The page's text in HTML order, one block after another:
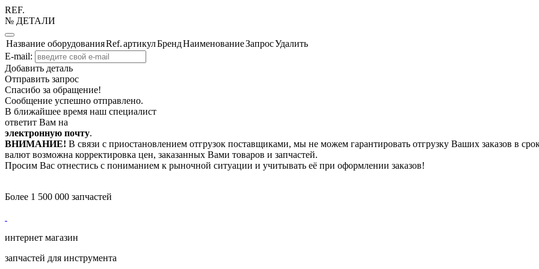
REF.
№ ДЕТАЛИ
Название оборудованияRef.артикулБрендНаименованиеЗапросУдалить
E-mail:
Добавить деталь
Отправить запрос
Спасибо за обращение!
Сообщение успешно отправлено.
В ближайшее время наш специалист
ответит Вам на
электронную почту.
ВНИМАНИЕ! В связи с приостановлением отгрузок поставщиками, мы не можем гарантировать отгрузку Ваших заказов в
валют возможна корректировка цен, заказанных Вами товаров и запчастей.
Просим Вас отнестись с пониманием к рыночной ситуации и учитывать её при оформлении заказов!
Более 1 500 000 запчастей
интернет магазин
запчастей для инструмента